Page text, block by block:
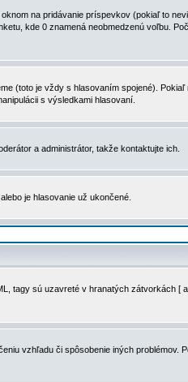
na pridávanie príspevkov (pokiaľ to
kde 0 znamená neobmedzenú voľbu.
(toto je vždy s hlasovaním spojené).
s výsledkami hlasovaní.
a administrátor, takže kontaktujte ich.
je hlasovanie už ukončené.
tagy sú uzavreté v hranatých zátvorkách [
vzhľadu či spôsobenie iných problémov.